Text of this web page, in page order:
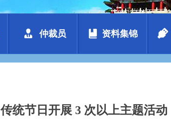
仲裁员 资料集锦
传统节日开展 3 次以上主题活动